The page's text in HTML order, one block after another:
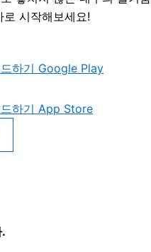
로 시작해보세요!
하기 Google Play
하기 App Store